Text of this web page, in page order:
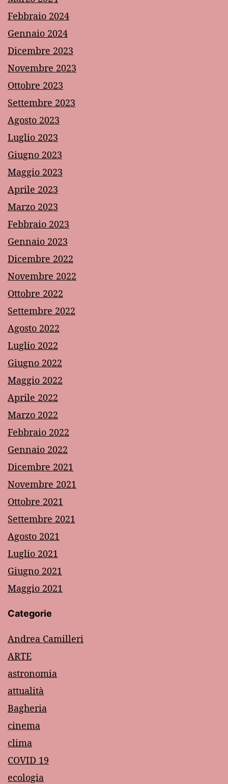
Febbraio 2024
Gennaio 2024
Dicembre 2023
Novembre 2023
Ottobre 2023
Settembre 2023
Agosto 2023
Luglio 2023
Giugno 2023
Maggio 2023
Aprile 2023
Marzo 2023
Febbraio 2023
Gennaio 2023
Dicembre 2022
Novembre 2022
Ottobre 2022
Settembre 2022
Agosto 2022
Luglio 2022
Giugno 2022
Maggio 2022
Aprile 2022
Marzo 2022
Febbraio 2022
Gennaio 2022
Dicembre 2021
Novembre 2021
Ottobre 2021
Settembre 2021
Agosto 2021
Luglio 2021
Giugno 2021
Maggio 2021
Categorie
Andrea Camilleri
ARTE
astronomia
attualità
Bagheria
cinema
clima
COVID 19
ecologia